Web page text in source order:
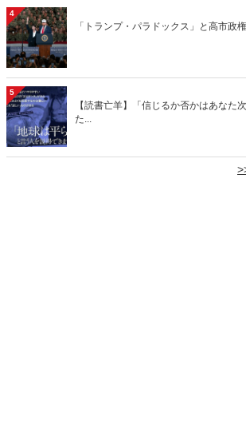
4
「トランプ・パラドックス」と高市政
5
【読書亡羊】「信じるか否かはあなた
た...